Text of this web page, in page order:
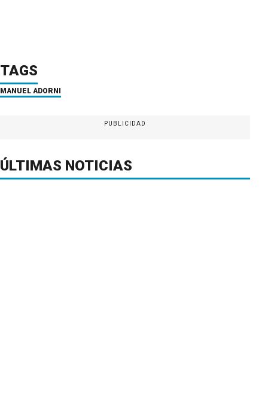
TAGS
MANUEL ADORNI
PUBLICIDAD
ÚLTIMAS NOTICIAS